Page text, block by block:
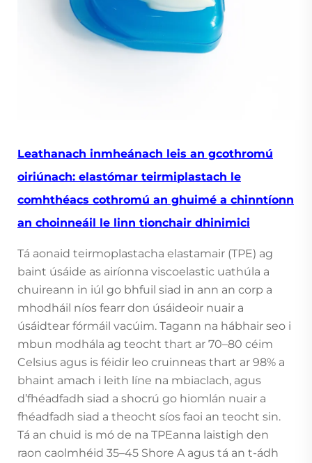
Leathanach inmheánach leis an gcothromú
oiriúnach: elastómar teirmiplastach le
comhthéacs cothromú an ghuimé a chinntíonn
an choinneáil le linn tionchair dhinimici
Tá aonaid teirmoplastacha elastamair (TPE) ag
baint úsáide as airíonna viscoelastic uathúla a
chuireann in iúl go bhfuil siad in ann an corp a
mhodháil níos fearr don úsáideoir nuair a
úsáidtear fórmáil vacúim. Tagann na hábhair seo i
mbun modhála ag teocht thart ar 70–80 céim
Celsius agus is féidir leo cruinneas thart ar 98% a
bhaint amach i leith líne na mbiaclach, agus
d’fhéadfadh siad a shocrú go hiomlán nuair a
fhéadfadh siad a theocht síos faoi an teocht sin.
Tá an chuid is mó de na TPEanna laistigh den
raon caolmhéid 35–45 Shore A agus tá an t-ádh